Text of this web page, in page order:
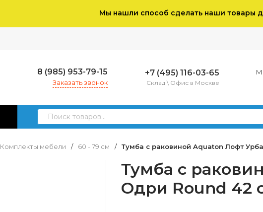
Мы нашли способ сделать наши товары
8 (985) 953-79-15
Заказать звонок
+7 (495) 116-03-65
Склад \ Офис в Москве
Комплекты мебели / 60 - 79 см / Тумба с раковиной Aquaton Лофт
Тумба с
Одри Round 42